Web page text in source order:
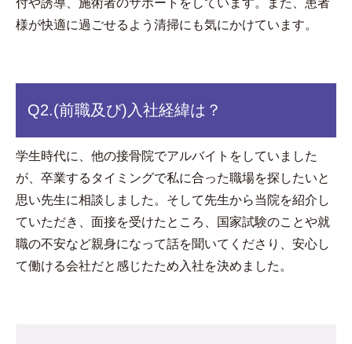
様が快適に過ごせるよう清掃にも気にかけています。
Q2.(前職及び)入社経緯は？
学生時代に、他の接骨院でアルバイトをしていました
が、卒業するタイミングで私に合った職場を探したいと
思い先生に相談しました。そして先生から当院を紹介し
ていただき、面接を受けたところ、国家試験のことや就
職の不安など親身になって話を聞いてくださり、安心し
て働ける会社だと感じたため入社を決めました。